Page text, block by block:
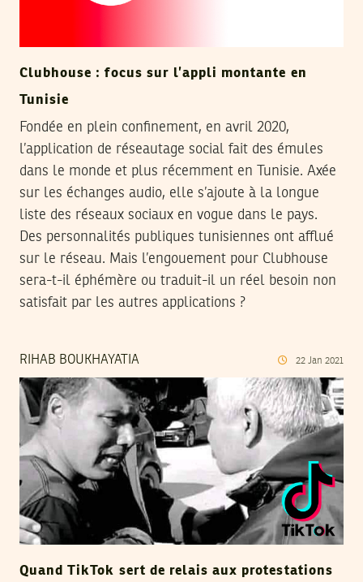
Clubhouse : focus sur l’appli montante en
Tunisie
Fondée en plein confinement, en avril 2020,
l’application de réseautage social fait des émules
dans le monde et plus récemment en Tunisie. Axée
sur les échanges audio, elle s’ajoute à la longue
liste des réseaux sociaux en vogue dans le pays.
Des personnalités publiques tunisiennes ont afflué
sur le réseau. Mais l’engouement pour Clubhouse
sera-t-il éphémère ou traduit-il un réel besoin non
satisfait par les autres applications ?
RIHAB BOUKHAYATIA 22 Jan 2021
Quand TikTok sert de relais aux protestations